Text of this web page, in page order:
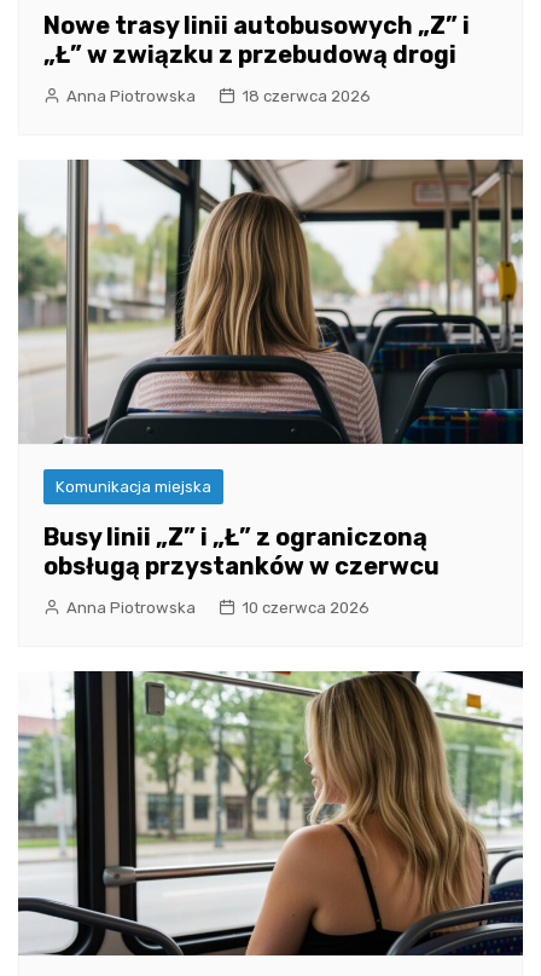
Nowe trasy linii autobusowych „Z” i
„Ł” w związku z przebudową drogi
Anna Piotrowska 18 czerwca 2026
Komunikacja miejska
Busy linii „Z” i „Ł” z ograniczoną
obsługą przystanków w czerwcu
Anna Piotrowska 10 czerwca 2026